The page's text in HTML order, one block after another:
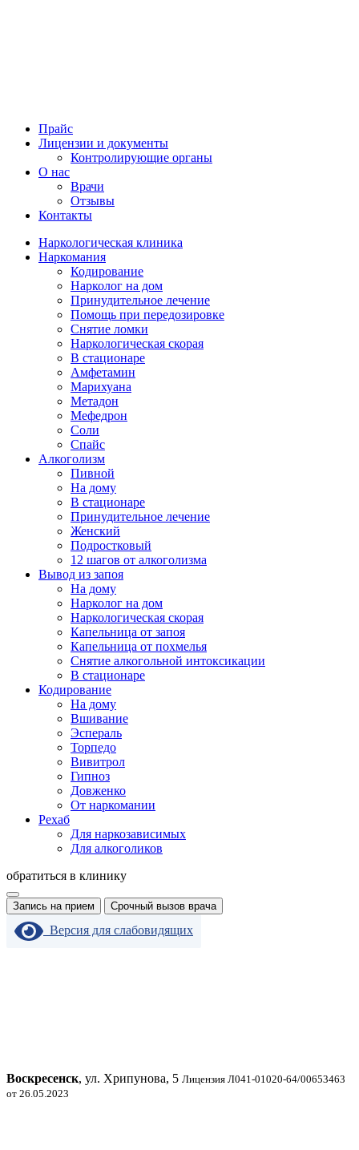
Прайс
Лицензии и документы
Контролирующие органы
О нас
Врачи
Отзывы
Контакты
Наркологическая клиника
Наркомания
Кодирование
Нарколог на дом
Принудительное лечение
Помощь при передозировке
Снятие ломки
Наркологическая скорая
В стационаре
Амфетамин
Марихуана
Метадон
Мефедрон
Соли
Спайс
Алкоголизм
Пивной
На дому
В стационаре
Принудительное лечение
Женский
Подростковый
12 шагов от алкоголизма
Вывод из запоя
На дому
Нарколог на дом
Наркологическая скорая
Капельница от запоя
Капельница от похмелья
Снятие алкогольной интоксикации
В стационаре
Кодирование
На дому
Вшивание
Эспераль
Торпедо
Вивитрол
Гипноз
Довженко
От наркомании
Рехаб
Для наркозависимых
Для алкоголиков
обратиться в клинику
Запись на прием Срочный вызов врача
Версия для слабовидящих
Воскресенск, ул. Хрипунова, 5 Лицензия Л041-01020-64/00653463
от 26.05.2023